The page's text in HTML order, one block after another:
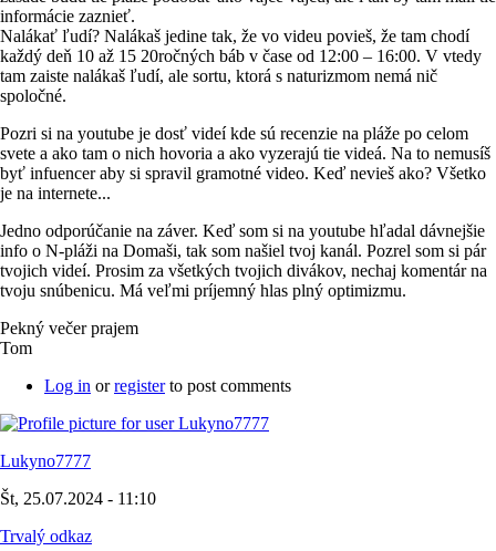
informácie zaznieť.
Nalákať ľudí? Nalákaš jedine tak, že vo videu povieš, že tam chodí
každý deň 10 až 15 20ročných báb v čase od 12:00 – 16:00. V vtedy
tam zaiste nalákaš ľudí, ale sortu, ktorá s naturizmom nemá nič
spoločné.
Pozri si na youtube je dosť videí kde sú recenzie na pláže po celom
svete a ako tam o nich hovoria a ako vyzerajú tie videá. Na to nemusíš
byť infuencer aby si spravil gramotné video. Keď nevieš ako? Všetko
je na internete...
Jedno odporúčanie na záver. Keď som si na youtube hľadal dávnejšie
info o N-pláži na Domaši, tak som našiel tvoj kanál. Pozrel som si pár
tvojich videí. Prosim za všetkých tvojich divákov, nechaj komentár na
tvoju snúbenicu. Má veľmi príjemný hlas plný optimizmu.
Pekný večer prajem
Tom
Log in orregisterto post comments
Lukyno7777
Št, 25.07.2024 - 11:10
Trvalý odkaz